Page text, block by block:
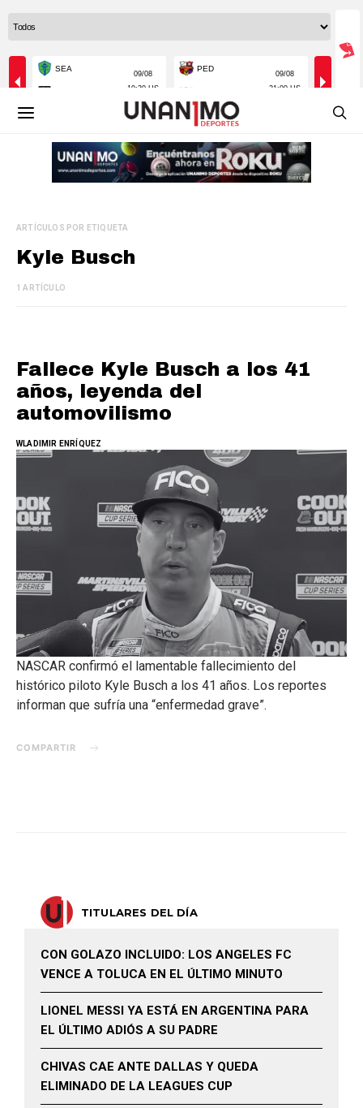
ARTÍCULOS POR ETIQUETA
Kyle Busch
1 ARTÍCULO
Fallece Kyle Busch a los 41
años, leyenda del
automovilismo
WLADIMIR ENRÍQUEZ
NASCAR confirmó el lamentable fallecimiento del
histórico piloto Kyle Busch a los 41 años. Los reportes
informan que sufría una “enfermedad grave”.
COMPARTIR
TITULARES DEL DÍA
CON GOLAZO INCLUIDO: LOS ANGELES FC
VENCE A TOLUCA EN EL ÚLTIMO MINUTO
LIONEL MESSI YA ESTÁ EN ARGENTINA PARA
EL ÚLTIMO ADIÓS A SU PADRE
CHIVAS CAE ANTE DALLAS Y QUEDA
ELIMINADO DE LA LEAGUES CUP